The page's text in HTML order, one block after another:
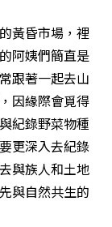
黃昏市場，裡
阿姨們簡直是
跟著一起去山
因緣際會覓得
紀錄野菜物種
更深入去紀錄
與族人和土地
與自然共生的